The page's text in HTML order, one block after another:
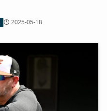
2025-05-18